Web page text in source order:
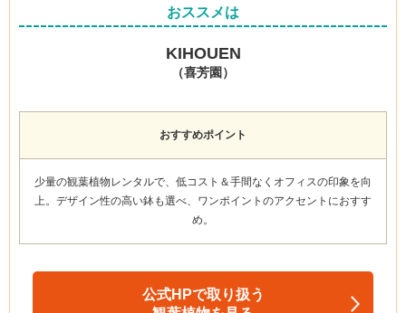
おススメは
KIHOUEN
（喜芳園）
おすすめポイント
少量の観葉植物レンタルで、低コスト＆手間なくオフィスの印象を向
上。 デザイン性の高い鉢も選べ、ワンポイントのアクセント におすす
め。
公式HPで取り扱う